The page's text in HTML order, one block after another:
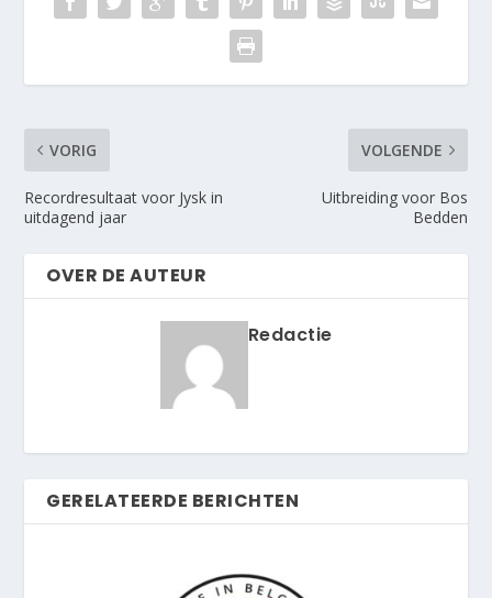
VORIG
Recordresultaat voor Jysk in
uitdagend jaar
VOLGENDE
Uitbreiding voor Bos
Bedden
OVER DE AUTEUR
Redactie
GERELATEERDE BERICHTEN